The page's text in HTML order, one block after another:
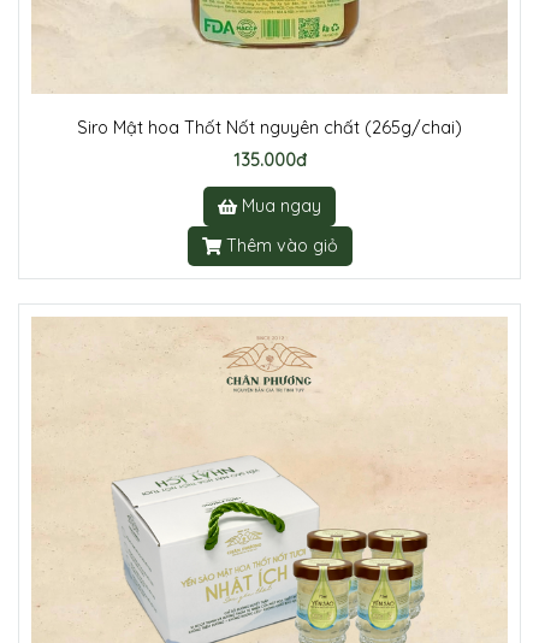
Siro Mật hoa Thốt Nốt nguyên chất (265g/chai)
135.000đ
Mua ngay
Thêm vào giỏ